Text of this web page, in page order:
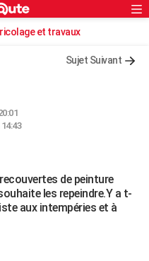
Rechercher
et travaux
Sujet Suivant
de peinture
les repeindre.Y a t-
aux intempéries et à